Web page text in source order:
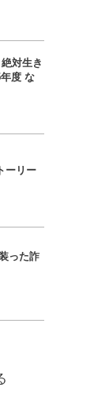
対生き
度 な
ーリー
った詐